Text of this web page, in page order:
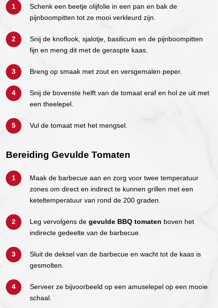
Schenk een beetje olijfolie in een pan en bak de
pijnboompitten tot ze mooi verkleurd zijn.
Snij de knoflook, sjalotje, basilicum en de pijnboompitten
fijn en meng dit met de geraspte kaas.
Breng op smaak met zout en versgemalen peper.
Snij de bovenste helft van de tomaat eraf en hol ze uit met
een theelepel.
Vul de tomaat met het mengsel.
Bereiding Gevulde Tomaten
Maak de barbecue aan en zorg voor twee temperatuur
zones om direct en indirect te kunnen grillen met een
keteltemperatuur van rond de 200 graden.
Leg vervolgens de gevulde BBQ tomaten boven het
indirecte gedeelte van de barbecue.
Sluit de deksel van de barbecue en wacht tot de kaas is
gesmolten.
Serveer ze bijvoorbeeld op een amuselepel op een mooie
schaal.